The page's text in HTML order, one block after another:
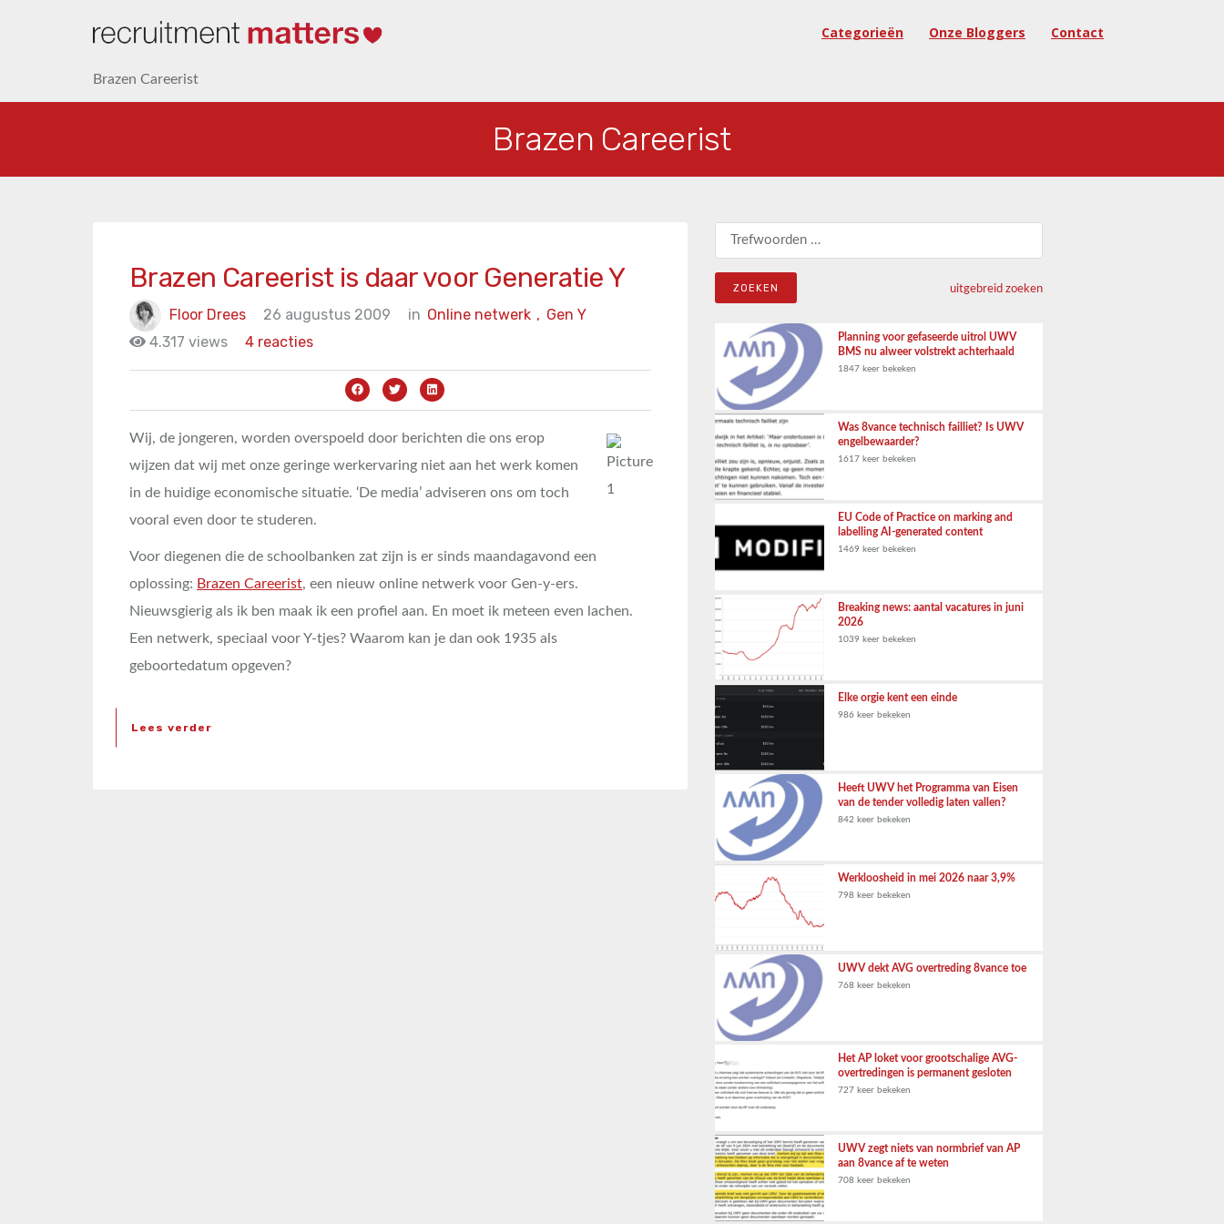
Categorieën Onze Bloggers Contact
Brazen Careerist
Brazen Careerist
Brazen Careerist is daar voor Generatie Y
Floor Drees 26 augustus 2009 in Gen Y
Online netwerk ,
4.317 views
4 reacties
Wij, de jongeren, worden overspoeld door berichten die ons erop
wijzen dat wij met onze geringe werkervaring niet aan het werk komen
in de huidige economische situatie. ‘De media’ adviseren ons om toch
vooral even door te studeren.
Voor diegenen die de schoolbanken zat zijn is er sinds maandagavond een
oplossing: Brazen Careerist, een nieuw online netwerk voor Gen-y-ers.
Nieuwsgierig als ik ben maak ik een profiel aan. En moet ik meteen even lachen.
Een netwerk, speciaal voor Y-tjes? Waarom kan je dan ook 1935 als
geboortedatum opgeven?
Lees verder
Zoeken naar:
uitgebreid zoeken
Planning voor gefaseerde uitrol UWV
BMS nu alweer volstrekt achterhaald
1847 keer bekeken
Was 8vance technisch failliet? Is UWV
engelbewaarder?
1617 keer bekeken
EU Code of Practice on marking and
labelling AI-generated content
1469 keer bekeken
Breaking news: aantal vacatures in juni
2026
1039 keer bekeken
Elke orgie kent een einde
986 keer bekeken
Heeft UWV het Programma van Eisen
van de tender volledig laten vallen?
842 keer bekeken
Werkloosheid in mei 2026 naar 3,9%
798 keer bekeken
UWV dekt AVG overtreding 8vance toe
768 keer bekeken
Het AP loket voor grootschalige AVG-
overtredingen is permanent gesloten
727 keer bekeken
UWV zegt niets van normbrief van AP
aan 8vance af te weten
708 keer bekeken